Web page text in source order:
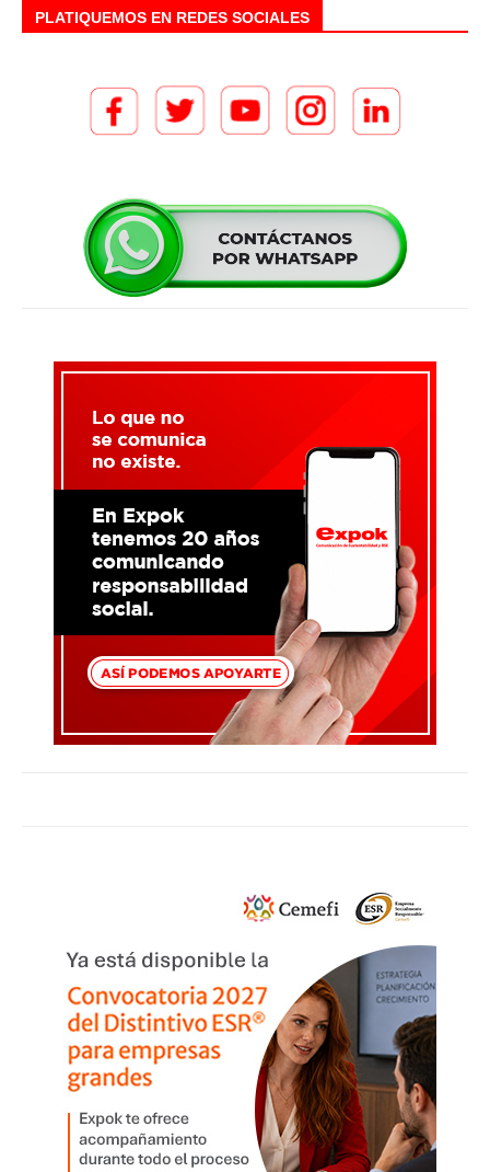
PLATIQUEMOS EN REDES SOCIALES